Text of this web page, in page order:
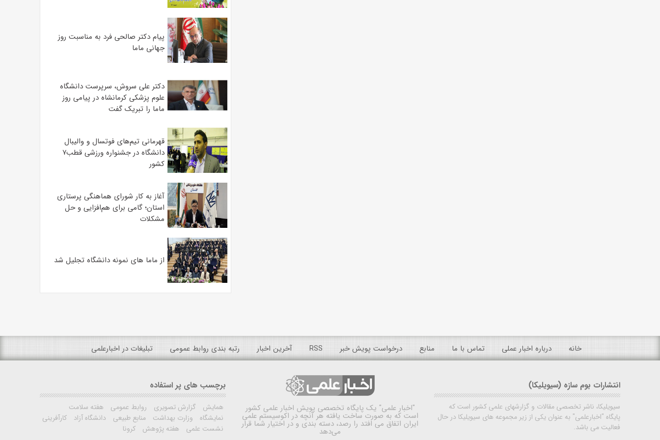
پیام دکتر صالحی فرد به مناسبت روز
جهانی ماما
دکتر علی سروش، سرپرست دانشگاه
علوم پزشکی کرمانشاه در پیامی روز
ماما را تبریک گفت
قهرمانی تیم‌های فوتسال و والیبال
دانشگاه در جشنواره ورزشی قطب۷
کشور
آغاز به کار شورای هماهنگی پرستاری
استان؛ گامی برای هم‌افزایی و حل
مشکلات
از ماما های نمونه دانشگاه تجلیل شد
خانه درباره اخبار عملی تماس با ما منابع درخواست پویش خبر RSS آخرین اخبار رتبه بندی روابط عمومی تبلیغات در اخبارعلمی
انتشارات بوم سازه (سیویلیکا)
سیویلیکا، ناشر تخصصی مقالات و گزارشهای علمی کشور است که
پایگاه "اخبارعلمی" به عنوان یکی از زیر مجموعه های سیویلیکا در حال
فعالیت می باشد.
"اخبار علمی" یک پایگاه تخصصی پویش اخبار علمی کشور
است که به صورت ساخت یافته هر آنچه در اکوسیستم علمی
ایران اتفاق می افتد را رصد، دسته بندی و در اختیار شما قرار
می‌دهد
برچسب های پر استفاده
همایش گزارش تصویری روابط عمومی
هفته سلامت
نمایشگاه
وزارت بهداشت منابع طبیعی دانشگاه آزاد
کارآفرینی
نشست علمی
هفته پژوهش کرونا